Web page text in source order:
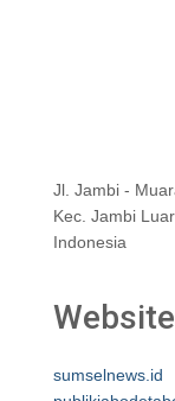
Jl. Jambi -
Kec. Jambi
Indonesia
sumselnews.id